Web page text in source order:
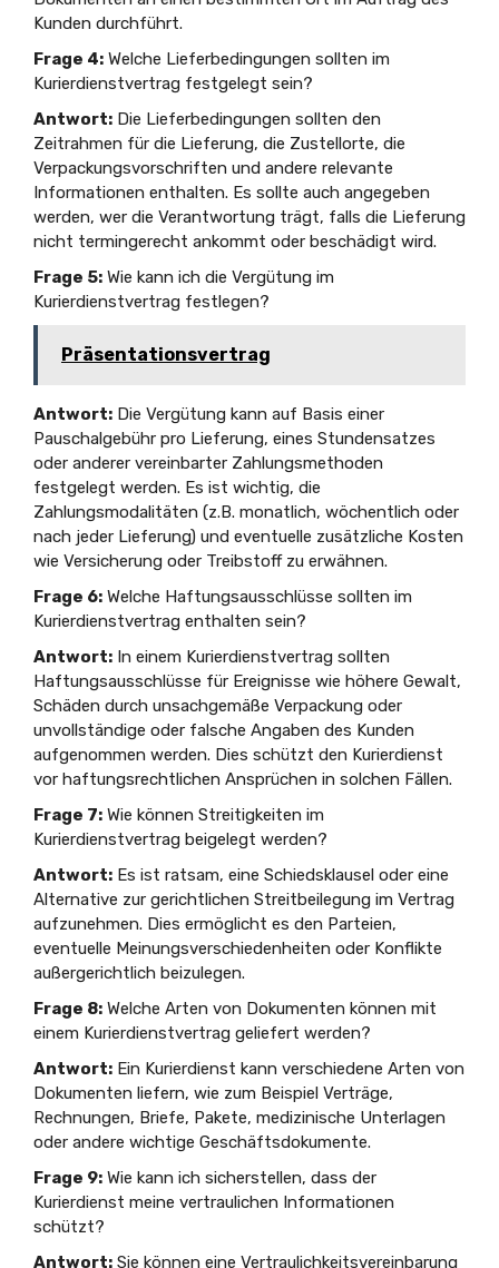
Kunden durchführt.
Frage 4: Welche Lieferbedingungen sollten im
Kurierdienstvertrag festgelegt sein?
Antwort: Die Lieferbedingungen sollten den
Zeitrahmen für die Lieferung, die Zustellorte, die
Verpackungsvorschriften und andere relevante
Informationen enthalten. Es sollte auch angegeben
werden, wer die Verantwortung trägt, falls die Lieferung
nicht termingerecht ankommt oder beschädigt wird.
Frage 5: Wie kann ich die Vergütung im
Kurierdienstvertrag festlegen?
Präsentationsvertrag
Antwort: Die Vergütung kann auf Basis einer
Pauschalgebühr pro Lieferung, eines Stundensatzes
oder anderer vereinbarter Zahlungsmethoden
festgelegt werden. Es ist wichtig, die
Zahlungsmodalitäten (z.B. monatlich, wöchentlich oder
nach jeder Lieferung) und eventuelle zusätzliche Kosten
wie Versicherung oder Treibstoff zu erwähnen.
Frage 6: Welche Haftungsausschlüsse sollten im
Kurierdienstvertrag enthalten sein?
Antwort: In einem Kurierdienstvertrag sollten
Haftungsausschlüsse für Ereignisse wie höhere Gewalt,
Schäden durch unsachgemäße Verpackung oder
unvollständige oder falsche Angaben des Kunden
aufgenommen werden. Dies schützt den Kurierdienst
vor haftungsrechtlichen Ansprüchen in solchen Fällen.
Frage 7: Wie können Streitigkeiten im
Kurierdienstvertrag beigelegt werden?
Antwort: Es ist ratsam, eine Schiedsklausel oder eine
Alternative zur gerichtlichen Streitbeilegung im Vertrag
aufzunehmen. Dies ermöglicht es den Parteien,
eventuelle Meinungsverschiedenheiten oder Konflikte
außergerichtlich beizulegen.
Frage 8: Welche Arten von Dokumenten können mit
einem Kurierdienstvertrag geliefert werden?
Antwort: Ein Kurierdienst kann verschiedene Arten von
Dokumenten liefern, wie zum Beispiel Verträge,
Rechnungen, Briefe, Pakete, medizinische Unterlagen
oder andere wichtige Geschäftsdokumente.
Frage 9: Wie kann ich sicherstellen, dass der
Kurierdienst meine vertraulichen Informationen
schützt?
Antwort: Sie können eine Vertraulichkeitsvereinbarung